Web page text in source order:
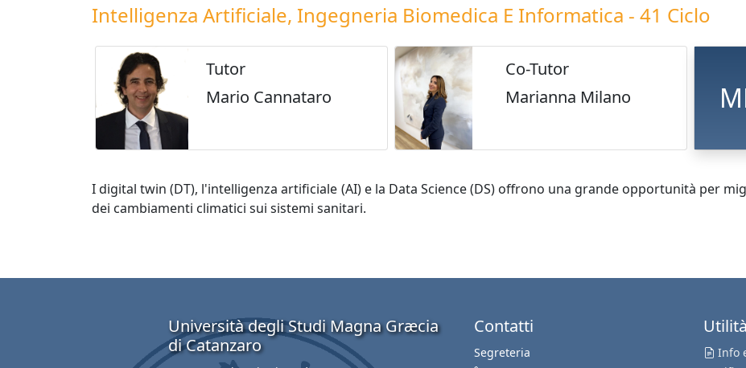
Intelligenza Artificiale, Ingegneria Biomedica E Informatica - 41 Ciclo
Tutor
Mario Cannataro
Co-Tutor
Marianna Milano
I digital twin (DT), l'intelligenza artificiale (AI) e la Data Science (DS) offrono una grande opportunità per
dei cambiamenti climatici sui sistemi sanitari.
Università degli Studi Magna Græcia
di Catanzaro
Contatti
Segreteria
Utilità
Info